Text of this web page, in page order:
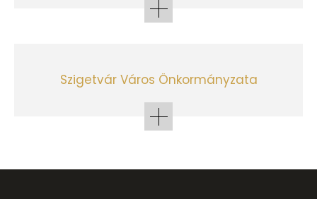
Szigetvár Város Önkormányzata